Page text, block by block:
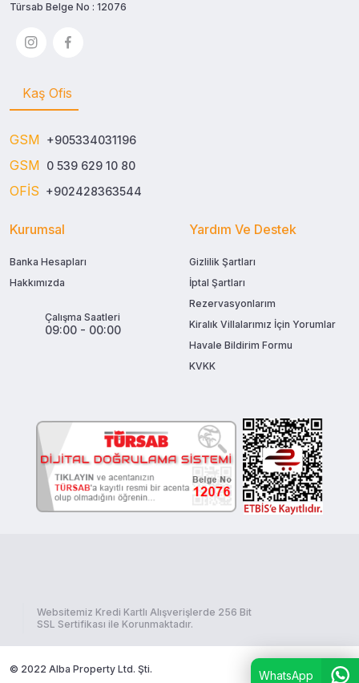
Kurumsal
Banka Hesapları
Hakkımızda
Çalışma Saatleri
09:00 - 00:00
Yardım Ve Destek
Gizlilik Şartları
İptal Şartları
Rezervasyonlarım
Kiralık Villalarımız İçin Yorumlar
Havale Bildirim Formu
KVKK
Türsab Belge No : 12076
Kaş Ofis
+905334031196
GSM
0 539 629 10 80
GSM
+902428363544
OFİS
Websitemiz Kredi Kartlı Alışverişlerde 256 Bit
SSL Sertifikası ile Korunmaktadır.
© 2022 Alba Property Ltd. Şti. böceksoft
WhatsApp